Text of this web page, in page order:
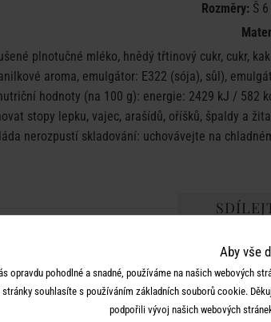
Rozměry:Š 6
plnotučné mléko, hnědý třtinový cukr, cukr,
aroma, emulgátor: E322 (sója), sůl),
hodnoty (na 100 g): energie: 2429 kJ /
stopy lepku, vajec, arašídů, oříšků, špaldy a
nerozpustí skladování: uchovávejte na
Aby vše
opravdu pohodlné a snadné, používáme na našich webových
souhlasíte s používáním základních souborů cookie.
podpořili vývoj našich webových